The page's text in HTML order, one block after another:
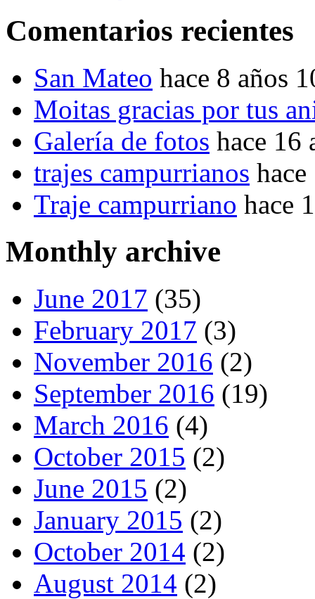
Comentarios recientes
San Mateo hace 8 años
Moitas gracias por tus
Galería de fotos hace 16
trajes campurrianos
Traje campurriano hace
Monthly archive
June 2017 (35)
February 2017 (3)
November 2016 (2)
September 2016 (19)
March 2016 (4)
October 2015 (2)
June 2015 (2)
January 2015 (2)
October 2014 (2)
August 2014 (2)